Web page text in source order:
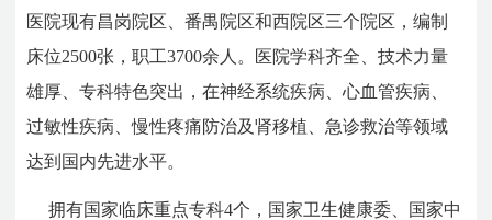
医院现有昌岗院区、番禺院区和西院区三个院区，编制
床位2500张，职工3700余人。医院学科齐全、技术力量
雄厚、专科特色突出，在神经系统疾病、心血管疾病、
过敏性疾病、慢性疼痛防治及肾移植、急诊救治等领域
达到国内先进水平。
拥有国家临床重点专科4个，国家卫生健康委、国家中